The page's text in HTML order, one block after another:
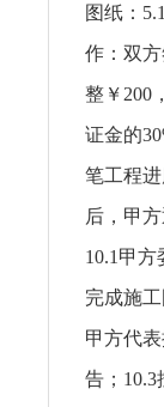
图纸：
作：双
整￥200
证金的
笔工程
后，甲
10.1甲
完成施
甲方代
告；